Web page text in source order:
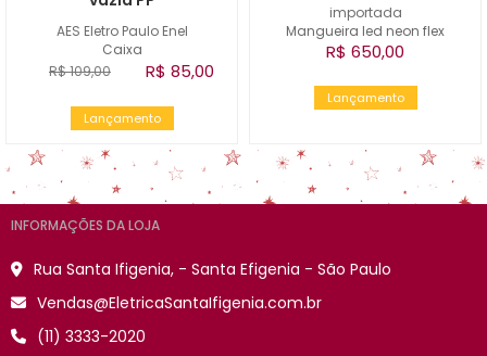
AES Eletro Paulo Enel
Caixa
R$ 109,00 R$ 85,00
Lançamento
importada
Mangueira led neon flex
R$ 650,00
Lançamento
INFORMAÇÕES DA LOJA
Rua Santa Ifigenia, - Santa Efigenia - São Paulo
Vendas@EletricaSantaIfigenia.com.br
(11) 3333-2020